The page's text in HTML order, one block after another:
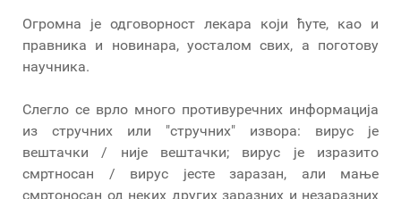
Огромна је одговорност лекара који ћуте, као и
правника и новинара, уосталом свих, а поготову
научника.
Слегло се врло много противуречних информација
из стручних или "стручних" извора: вирус је
вештачки / није вештачки; вирус је изразито
смртносан / вирус јесте заразан, али мање
смртоносан од неких других заразних и незаразних